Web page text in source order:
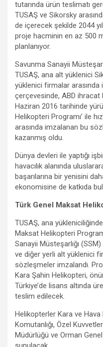
tutarında ürün teslimatı
TUSAŞ ve Sikorsky
de içerecek şekilde 2044
proje hacminin en az 500
planlanıyor.
Savunma Sanayii
TUSAŞ, ana alt yüklenici
yüklenici firmalar
çerçevesinde, ABD ihracat
Haziran 2016 tarihinde
Helikopteri Programı’ ile
arasında imzalanan bu
kazanmış oldu.
Dünya devleri ile yaptığı
havacılık alanında
başarılarına bir yenisini
ekonomisine de katkıda
Türk Genel Maksat
TUSAŞ, ana
Maksat Helikopteri
Sanayii Müsteşarlığı
ve diğer yerli alt yüklenici
sözleşmeler imzalandı.
Kara Şahin Helikopteri,
Türkiye’de lisans altında
teslim edilecek.
Helikopterler Kara ve
Komutanlığı, Özel
Müdürlüğü ve Orman Genel